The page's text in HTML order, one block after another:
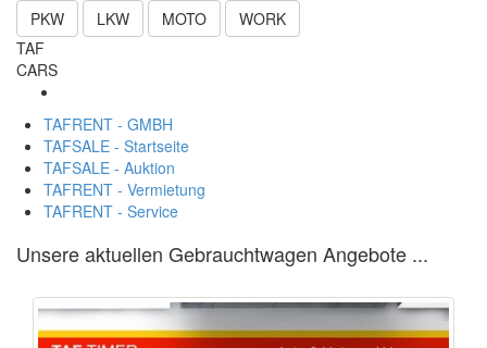
PKW LKW MOTO
WORK
TAF
CARS
TAFRENT - GMBH
TAFSALE - Startseite
TAFSALE - Auktion
TAFRENT - Vermietung
TAFRENT - Service
Unsere aktuellen Gebrauchtwagen Angebote ...